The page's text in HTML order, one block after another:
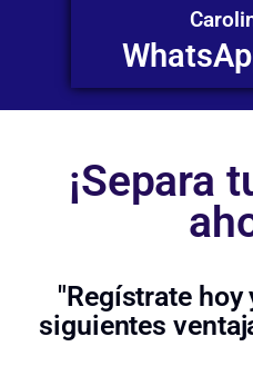
¡Separa
"Regístrate hoy
siguientes